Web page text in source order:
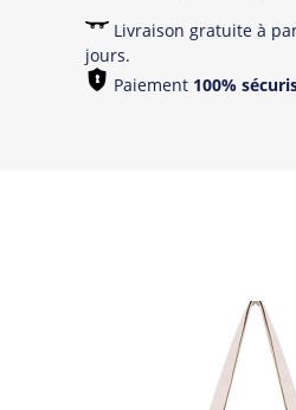
Livraison gratuite à
jours.
Paiement 100%